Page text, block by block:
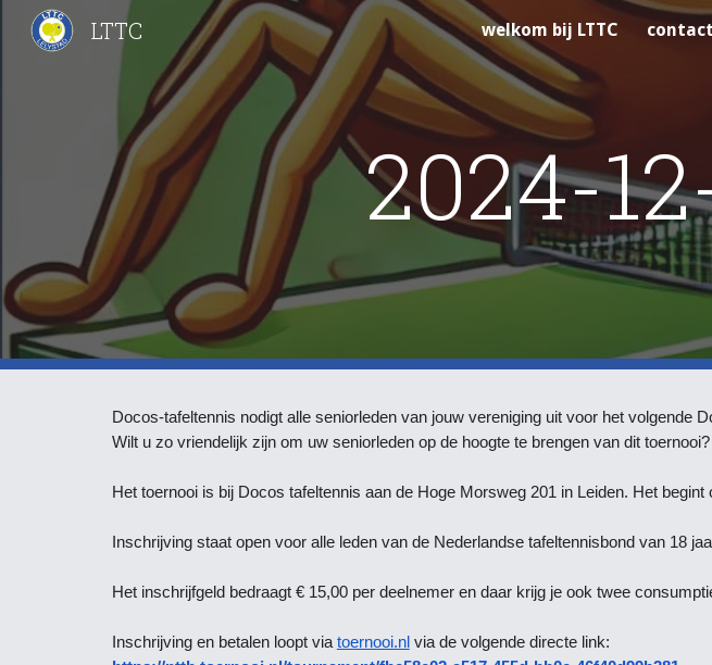
Skip to main content
LTTC welkom bij LTTC
2024-
Docos-tafeltennis nodigt alle seniorleden van jouw vereniging uit voor het volgende
Wilt u zo vriendelijk zijn om uw seniorleden op de hoogte te brengen van dit toernooi?
Het toernooi is bij Docos tafeltennis aan de Hoge Morsweg 201 in Leiden. Het
Inschrijving staat open voor alle leden van de Nederlandse tafeltennisbond van 18
Het inschrijfgeld bedraagt € 15,00 per deelnemer en daar krijg je ook twee
Inschrijving en betalen loopt via toernooi.nl via de volgende directe link: